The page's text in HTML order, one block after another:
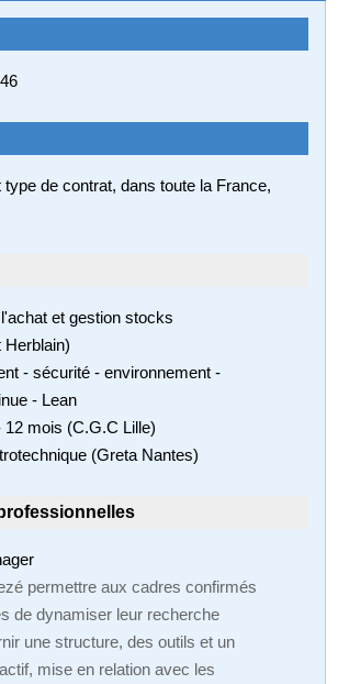
de contrat, dans toute la France,
et gestion stocks
- sécurité - environnement -
- Lean
12 mois (C.G.C Lille)
(Greta Nantes)
permettre aux cadres confirmés
de dynamiser leur recherche
une structure, des outils et un
mise en relation avec les